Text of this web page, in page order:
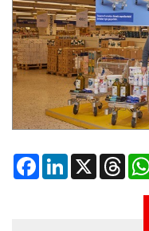
FacebookLinkedIn
X